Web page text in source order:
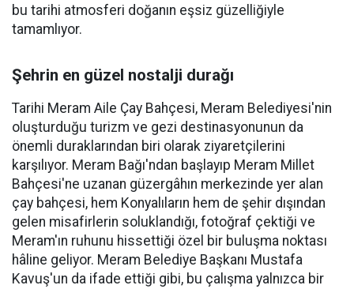
bu tarihi atmosferi doğanın eşsiz güzelliğiyle
tamamlıyor.
Şehrin en güzel nostalji durağı
Tarihi Meram Aile Çay Bahçesi, Meram Belediyesi'nin
oluşturduğu turizm ve gezi destinasyonunun da
önemli duraklarından biri olarak ziyaretçilerini
karşılıyor. Meram Bağı'ndan başlayıp Meram Millet
Bahçesi'ne uzanan güzergâhın merkezinde yer alan
çay bahçesi, hem Konyalıların hem de şehir dışından
gelen misafirlerin soluklandığı, fotoğraf çektiği ve
Meram'ın ruhunu hissettiği özel bir buluşma noktası
hâline geliyor. Meram Belediye Başkanı Mustafa
Kavuş'un da ifade ettiği gibi, bu çalışma yalnızca bir